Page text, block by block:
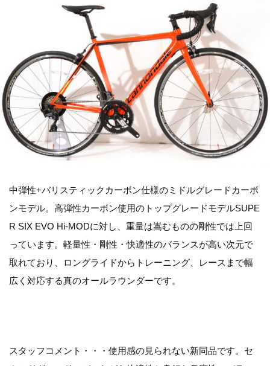
中弾性+バリスティックカーボン仕様のミドルグレードカーボ
ンモデル。高弾性カーボン使用のトップグレードモデルSUPE
R SIX EVO Hi-MODに対し、重量は嵩むものの剛性では上回
っています。軽量性・剛性・快適性のバランスが高い次元で
取れており、ロングライドからトレーニング、レースまで幅
広く対応する真のオールラウンダーです。
スタッフコメント・・・使用感の見られない新同品です。セ